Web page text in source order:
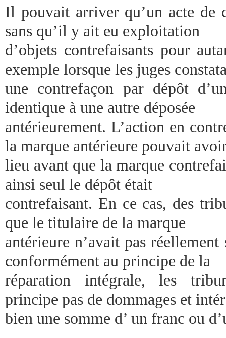
Il pouvait arriver qu’un acte de
sans qu’il y ait eu exploitation
d’objets contrefaisants pour
exemple lorsque les juges
une contrefaçon par dépôt
identique à une autre déposée
antérieurement. L’action en
la marque antérieure pouvait
lieu avant que la marque
ainsi seul le dépôt était
contrefaisant. En ce cas, des
que le titulaire de la marque
antérieure n’avait pas
conformément au principe de la
réparation intégrale, les
principe pas de dommages et
bien une somme d’ un franc ou